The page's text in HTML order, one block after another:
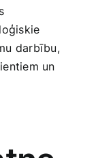
darbību,
un